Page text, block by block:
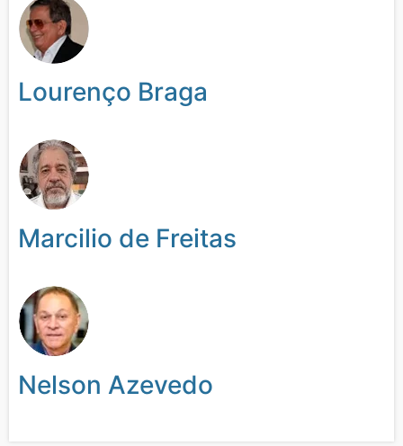
Lourenço Braga
Marcilio de Freitas
Nelson Azevedo